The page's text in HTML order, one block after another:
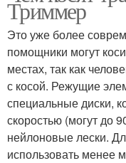
Триммер
Это уже более
помощники могут
местах, так как
с косой. Режущие
специальные диски,
скоростью (могут до
нейлоновые лески.
использовать менее